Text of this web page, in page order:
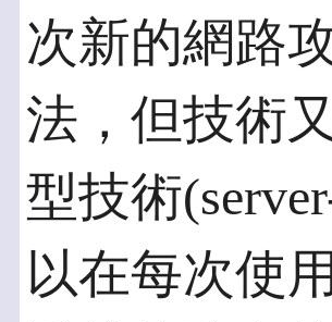
次新的網路
法，但技術
型技術
以在每次使